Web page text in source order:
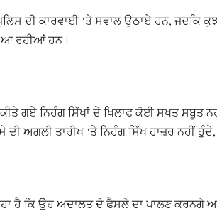
ਦੀ ਕਾਰਵਾਈ ‘ਤੇ ਸਵਾਲ ਉਠਾਏ ਹਨ, ਜਦਕਿ
ਆ ਰਹੀਆਂ ਹਨ।
ਗਏ ਨਿਹੰਗ ਸਿੱਖਾਂ ਦੇ ਖਿਲਾਫ ਕੋਈ ਸਖਤ ਸਬੂਤ
ਅਗਲੀ ਤਾਰੀਖ ‘ਤੇ ਨਿਹੰਗ ਸਿੱਖ ਹਾਜ਼ਰ ਨਹੀਂ
ਹੈ ਕਿ ਉਹ ਅਦਾਲਤ ਦੇ ਫੈਸਲੇ ਦਾ ਪਾਲਣ